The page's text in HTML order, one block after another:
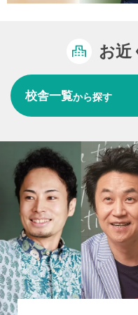
お近
校舎一覧から探す
東
関
中国
九州